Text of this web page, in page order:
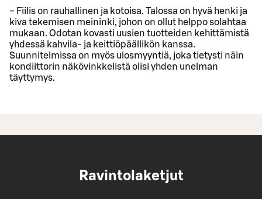
− Fiilis on rauhallinen ja kotoisa. Talossa on hyvä henki ja
kiva tekemisen meininki, johon on ollut helppo solahtaa
mukaan. Odotan kovasti uusien tuotteiden kehittämistä
yhdessä kahvila- ja keittiöpäällikön kanssa.
Suunnitelmissa on myös ulosmyyntiä, joka tietysti näin
kondiittorin näkövinkkelistä olisi yhden unelman
täyttymys.
Ravintolaketjut